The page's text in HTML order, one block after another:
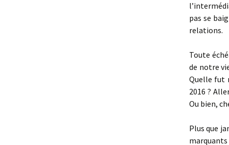
pas se
relations.
Toute
de notre
Quelle fut
2016 ?
Ou bien,
Plus que